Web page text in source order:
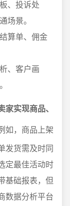
、投诉处
场景。
算单、佣金
、客户画
实现商品、
如，商品上架
发货需及时同
定最佳活动时
基础报表，但
数据分析平台